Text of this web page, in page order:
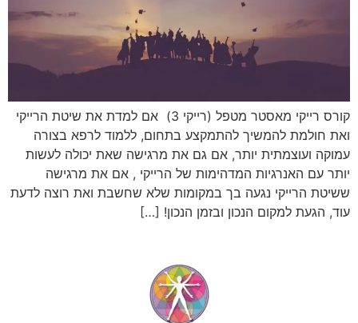
קורס רייקי מאסטר מטפל (רייקי 3) אם למדת את שיטת הרייקי
ואת חולמת להמשיך להתמקצע בתחום, ללמוד לרפא בצורה
עמוקה ועוצמתית יותר, אם גם את מרגישה שאת יכולה לעשות
יותר עם האנרגיות המדהימות של הרייקי , אם את מרגישה
ששיטת הרייקי נגעה בך במקומות שלא שחשבת ואת רוצה לדעת
עוד, הגעת למקום הנכון ובזמן הנכון! […]